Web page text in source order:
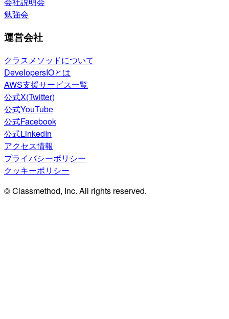
勉強会
運営会社
クラスメソッドについて
DevelopersIOとは
AWS支援サービス一覧
公式X(Twitter)
公式YouTube
公式Facebook
公式LinkedIn
アクセス情報
プライバシーポリシー
クッキーポリシー
© Classmethod, Inc. All rights reserved.